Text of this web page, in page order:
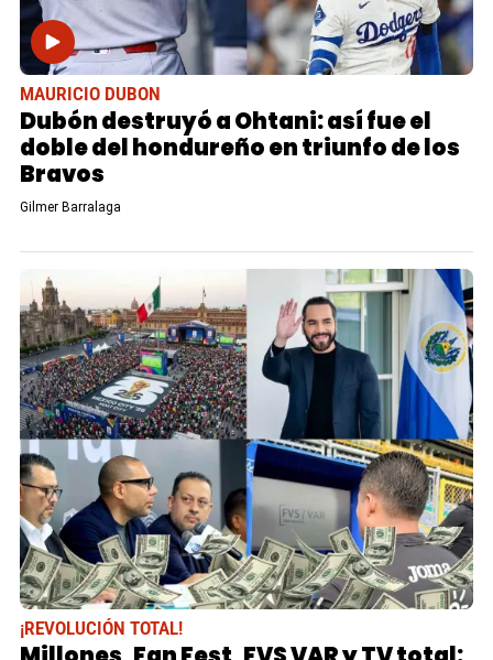
MAURICIO DUBON
Dubón destruyó a Ohtani: así fue el
doble del hondureño en triunfo de los
Bravos
Gilmer Barralaga
¡REVOLUCIÓN TOTAL!